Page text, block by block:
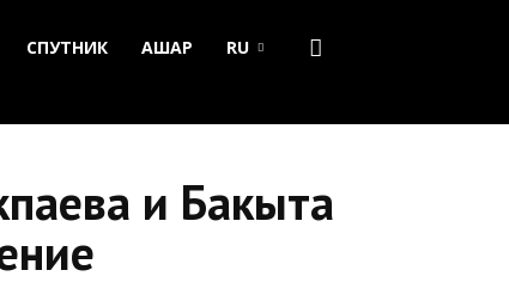
СПУТНИК АШАР RU
и Бакыта